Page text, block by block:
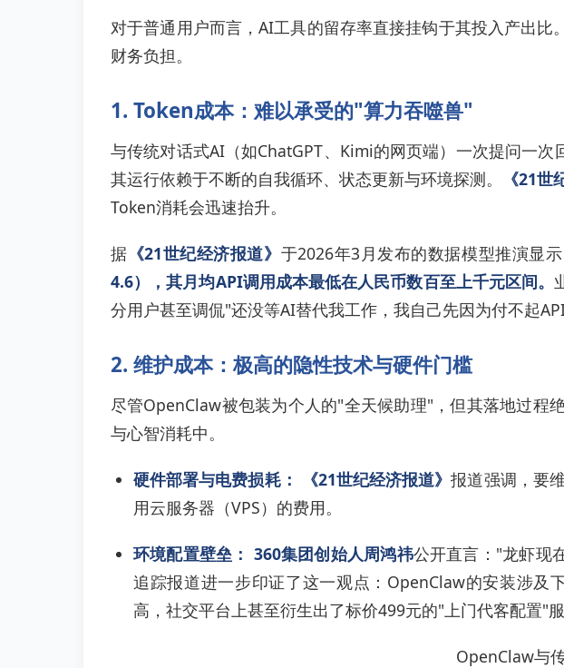
对于普通用户而言，AI工具的留存率直接挂钩于其投入产出
财务负担。
1. Token成本：难以承受的"算力吞噬兽"
与传统对话式AI（如ChatGPT、Kimi的网页端）一次提问一
其运行依赖于不断的自我循环、状态更新与环境探测。
《21世
Token消耗会迅速抬升。
据 《21世纪经济报道》 于2026年3月发布的数据模型推演显示
4.6），其月均API调用成本最低在人民币数百至上千元区间。
分用户甚至调侃"还没等AI替代我工作，我自己先因为付不起
2. 维护成本：极高的隐性技术与硬件门槛
尽管OpenClaw被包装为个人的"全天候助理"，但其落地过程
与心智消耗中。
硬件部署与电费损耗： 《21世纪经济报道》报道强调，要
用云服务器（VPS）的费用。
环境配置壁垒： 360集团创始人周鸿祎公开直言："龙虾现
追踪报道进一步印证了这一观点：OpenClaw的安装涉及
高，社交平台上甚至衍生出了标价499元的"上门代客配置"服
OpenClaw与